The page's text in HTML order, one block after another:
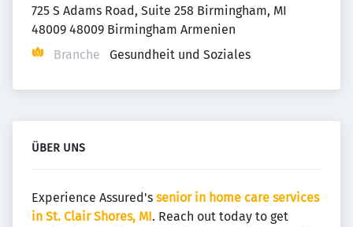
725 S Adams Road, Suite 258 Birmingham, MI
48009 48009 Birmingham Armenien
Branche
Gesundheit und Soziales
ÜBER UNS
Experience Assured's senior in home care services
in St. Clair Shores, MI. Reach out today to get